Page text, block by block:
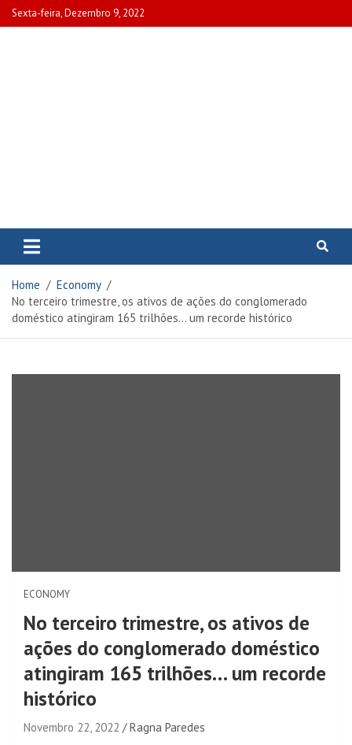
Skip
to
Sexta-feira, Dezembro 9, 2022
www.portalcascais.pt
recentes e veja programas de TV,
reportagens e podcasts
www.portalcascais.pt
Home
Economy
No terceiro trimestre, os ativos de ações do conglomerado
doméstico atingiram 165 trilhões… um recorde histórico
ECONOMY
No terceiro trimestre, os ativos de
ações do conglomerado doméstico
atingiram 165 trilhões… um recorde
histórico
Novembro 22, 2022
Ragna Paredes